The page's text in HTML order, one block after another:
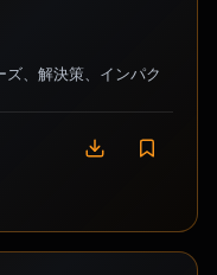
、解決策、インパク